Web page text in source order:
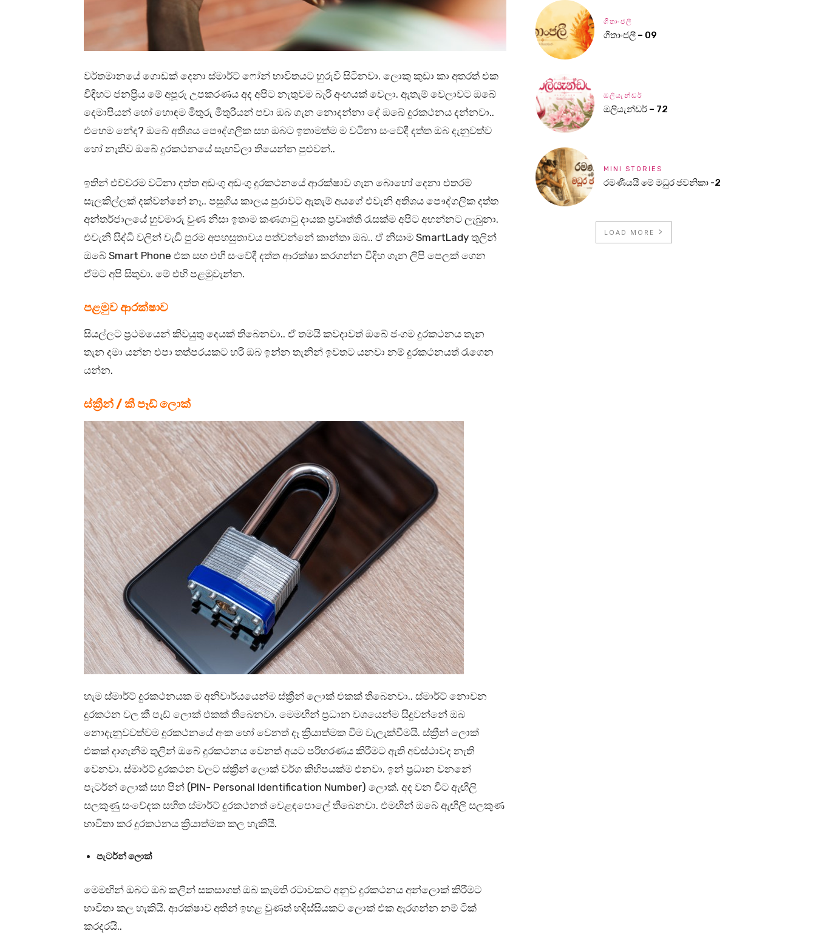
වර්තමානයේ ගොඩක් දෙනා ස්මාර්ට් ෆෝන් භාවිතයට හුරුවී සිටිනවා. ලොකු කුඩා කා අතරත් එක
විඳිහට ජනප්‍රිය මේ අපූරු උපකරණය අද අපිට නැතුවම බැරි අංඟයක් වෙලා. ඇතැම් වෙලාවට ඔබේ
දෙමාපියන් හෝ හොඳම මිතුරු මිතුරියන් පවා ඔබ ගැන නොදන්නා දේ ඔබේ දුරකථනය දන්නවා..
එහෙම නේද? ඔබේ අතිශය පෞද්ගලික සහ ඔබට ඉතාමත්ම ම වටිනා සංවේදී දත්ත ඔබ දැනුවත්ව
හෝ නැතිව ඔබේ දුරකථනයේ සැඟවිලා තියෙන්න පුළුවන්..
ඉතින් එච්චරම වටිනා දත්ත අඩංගු අඩංගු දුරකථනයේ ආරක්ෂාව ගැන බොහෝ දෙනා එතරම්
සැලකිල්ලක් දක්වන්නේ නෑ.. පසුගිය කාලය පුරාවට ඇතැම් අයගේ එවැනි අතිශය පෞද්ගලික දත්ත
අන්තර්ජාලයේ හුවමාරු වුණ නිසා ඉතාම කණගාටු දායක ප්‍රවෘත්ති රැසක්ම අපිට අහන්නට ලැබුනා.
එවැනි සිද්ධි වලින් වැඩි පුරම අපහසුතාවය පත්වන්නේ කාන්තා ඔබ.. ඒ නිසාම SmartLady තුලින්
ඔබේ Smart Phone එක සහ එහි සංවේදී දත්ත ආරක්ෂා කරගන්න විදිහ ගැන ලිපි පෙලක් ගෙන
ඒමට අපි සිතුවා. මේ එහි පළමුවැන්න.
පළමුව ආරක්ෂාව
සියල්ලට ප්‍රථමයෙන් කිවයුතු දෙයක් තිබෙනවා.. ඒ තමයි කවදාවත් ඔබේ ජංගම දුරකථනය තැන
තැන දමා යන්න එපා තත්පරයකට හරි ඔබ ඉන්න තැනින් ඉවතට යනවා නම් දුරකථනයත් රැගෙන
යන්න.
ස්ක්‍රීන් / කී පෑඩ් ලොක්
හැම ස්මාර්ට් දුරකථනයක ම අනිවාර්යයෙන්ම ස්ක්‍රීන් ලොක් එකක් තිබෙනවා.. ස්මාර්ට් නොවන
දුරකථන වල කී පෑඩ් ලොක් එකක් තිබෙනවා. මෙමඟින් ප්‍රධාන වශයෙන්ම සිදුවන්නේ ඔබ
නොදැනුවවත්වම දුරකථනයේ අංක හෝ වෙනත් දෑ ක්‍රියාත්මක වීම වැලැක්වීමයි. ස්ක්‍රීන් ලොක්
එකක් දාගැනීම තුලින් ඔබේ දුරකථනය වෙනත් අයට පරිහරණය කිරීමට ඇති අවස්ථාවද නැති
වෙනවා. ස්මාර්ට් දුරකථන වලට ස්ක්‍රීන් ලොක් වර්ග කිහිපයක්ම එනවා. ඉන් ප්‍රධාන වනනේ
පැටර්න් ලොක් සහ පින් (PIN- Personal Identification Number) ලොක්. අද වන විට ඇඟිලි
සලකුණු සංවේදක සහිත ස්මාර්ට් දුරකථනත් වෙළඳපොලේ තිබෙනවා. එමඟින් ඔබේ ඇඟිලි සලකුණ
භාවිතා කර දුරකථනය ක්‍රියාත්මක කල හැකියි.
පැටර්න් ලොක්
මෙමඟින් ඔබට ඔබ කලින් සකසාගත් ඔබ කැමති රටාවකට අනුව දුරකථනය අන්ලොක් කිරීමට
භාවිතා කල හැකියි. ආරක්ෂාව අතින් ඉහළ වුණත් හදිස්සියකට ලොක් එක ඇරගන්න නම් ටික්
කරදරයි..
ගීතාංජලී
ගීතාංජලී – 09
ඔලියැන්ඩර්
ඔලියැන්ඩර් – 72
MINI STORIES
රමණීයයි මේ මධුර ජවනිකා -2
LOAD MORE